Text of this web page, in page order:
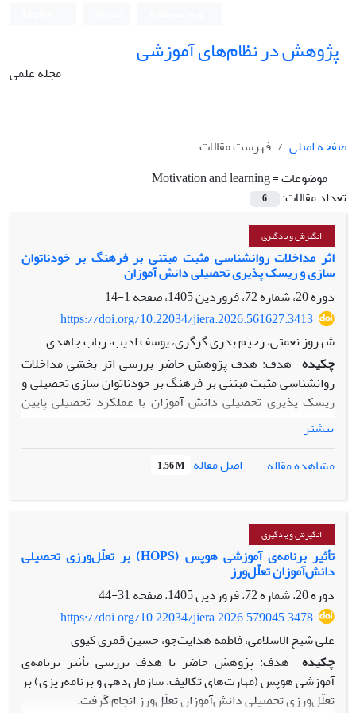
پژوهش در نظام‌های آموزشی
مجله علمی
صفحه اصلی
فهرست مقالات
موضوعات =Motivation and learning
تعداد مقالات:
6
انگیزش و یادگیری
اثر مداخلات روانشناسی مثبت مبتنی بر فرهنگ بر خودناتوان
سازی و ریسک پذیری تحصیلی دانش آموزان
دوره 20، شماره 72، فروردین 1405، صفحه
1-14
https://doi.org/10.22034/jiera.2026.561627.3413
شهروز نعمتی، رحیم بدری گرگری، یوسف ادیب، رباب جاهدی
چکیده هدف: هدف پژوهش حاضر بررسی اثر بخشی مداخلات
روانشناسی مثبت مبتنی بر فرهنگ بر خودناتوان سازی تحصیلی و
ریسک پذیری تحصیلی دانش آموزان با عملکرد تحصیلی پایین
بود.
روش: پژوهش حاضر، یک طرح شبه آزمایشی با پیش آزمون و پس
آزمون همراه با گروه کنترل بود. جامعه آماری شامل دانش آموزان
دارای عملکرد تحصیلی پایین دوره متوسطه شهر تبریز در سال
تحصیلی 1403-1404 بود. نمونه پژوهش 30 نفر دانش آموز بود
پایین در ریسک پذیری تحصیلی بودند. سپس به شیوه گمارش
تصادفی در دو گروه گواه و آزمایش ( 15 نفر) جایگزین شد. همه
افراد نمونه مقیاس خود ناتوان سازی تحصیلی ساخته میجلی و
همکاران (2000) و ابزار سنجش خطر پذیری ساخته کیلگوس و
همکاران ( 2015) را تکمیل نمودند و به مدت 12 جلسه مداخلات
روانشناسی مثبت مبتنی بر فرهنگ را دریافت نمودند. جهت
تجزیه و تحلیل داده ها از نرم‌ افزار آماریSPSS 24استفاده شد.
یافته ها: یافته ها نشان داد که مداخلات روانشناسی مثبت مبتنی
بر فرهنگ بر خودناتوان سازی تحصیلی و ریسک پذیری تحصیلی،
تاثیر معنی دار دارد(P≤ 0/01) .
بیشتر
مشاهده مقاله
اصل مقاله 1.56 M
انگیزش و یادگیری
تأثیر برنامه‌ی آموزشی هوپس (HOPS) بر تعلّل‌ورزی تحصیلی
دانش‌‌آموزان تعلّل‌ورز
دوره 20، شماره 72، فروردین 1405، صفحه
31-44
https://doi.org/10.22034/jiera.2026.579045.3478
علی شیخ الاسلامی، فاطمه هدایت‌جو، حسین قمری کیوی
چکیده هدف: پژوهش حاضر با هدف بررسی تأثیر برنامه‌ی
آموزشی هوپس (مهارت‌های تکالیف، سازمان‌دهی و برنامه‌ریزی) بر
تعلّل‌ورزی تحصیلی دانش‌آموزان تعلّل‌ورز انجام گرفت.